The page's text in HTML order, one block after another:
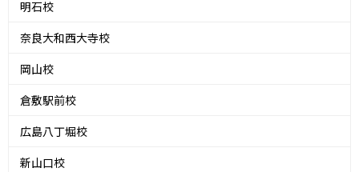
明石校
奈良大和西大寺校
岡山校
倉敷駅前校
広島八丁堀校
新山口校